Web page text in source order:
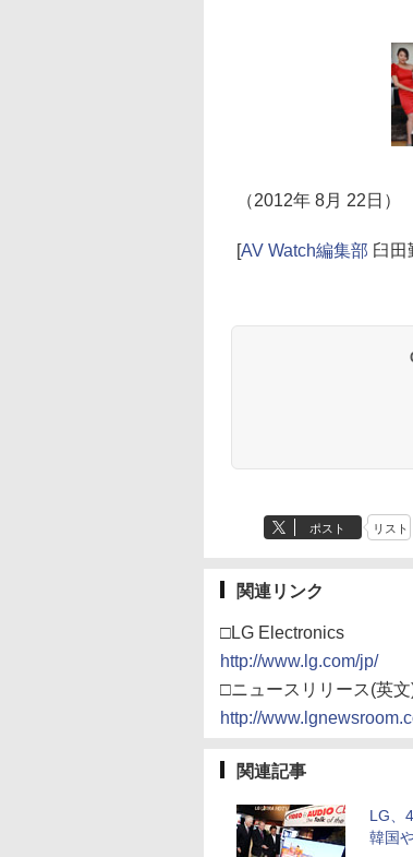
（2012年 8月 22日）
[AV Watch編集部 臼田
ポスト リスト
関連リンク
□LG Electronics
http://www.lg.com/jp/
□ニュースリリース(英
http://
関連記事
LG、
韓国